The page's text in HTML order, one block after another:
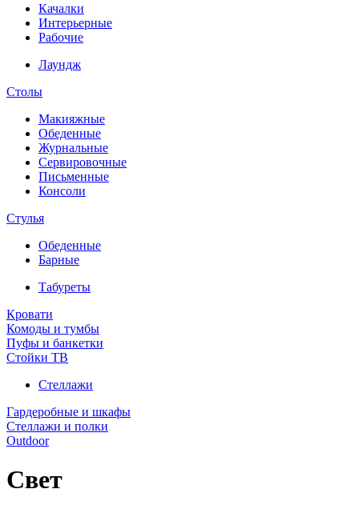
Качалки
Интерьерные
Рабочие
Лаундж
Столы
Макияжные
Обеденные
Журнальные
Сервировочные
Письменные
Консоли
Стулья
Обеденные
Барные
Табуреты
Кровати
Комоды и тумбы
Пуфы и банкетки
Стойки ТВ
Стеллажи
Гардеробные и шкафы
Стеллажи и полки
Outdoor
Свет